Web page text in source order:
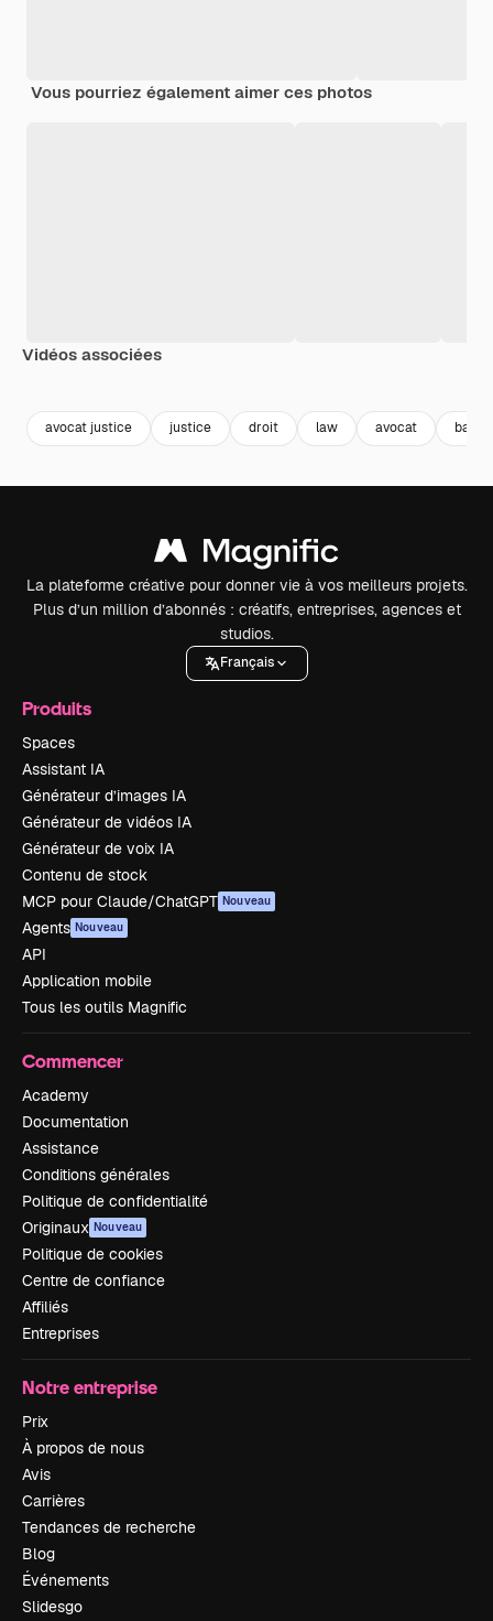
Vous pourriez également aimer ces photos
Vidéos associées
avocat justice justice droit law avocat
La plateforme créative pour donner vie à vos meilleurs projets.
Plus d’un million d’abonnés : créatifs, entreprises, agences et
studios.
Français
Produits
Spaces
Assistant IA
Générateur d’images IA
Générateur de vidéos IA
Générateur de voix IA
Contenu de stock
MCP pour Claude/ChatGPT Nouveau
Agents Nouveau
API
Application mobile
Tous les outils Magnific
Commencer
Academy
Documentation
Assistance
Conditions générales
Politique de confidentialité
Originaux Nouveau
Politique de cookies
Centre de confiance
Affiliés
Entreprises
Notre entreprise
Prix
À propos de nous
Avis
Carrières
Tendances de recherche
Blog
Événements
Slidesgo